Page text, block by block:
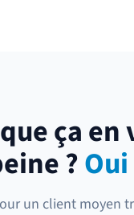
ça en
?
un client moyen